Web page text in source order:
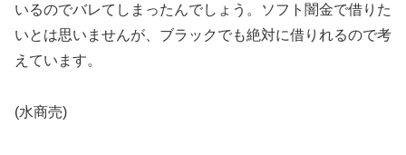
いるのでバレてしまったんでしょう。ソフト闇金で借りた
いとは思いませんが、ブラックでも絶対に借りれるので考
えています。
(水商売)